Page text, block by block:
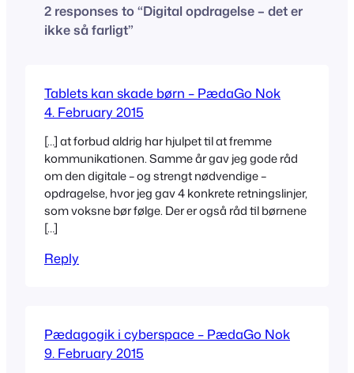
2 responses to “Digital opdragelse – det er
ikke så farligt”
Tablets kan skade børn – PædaGo Nok
4. February 2015
[…] at forbud aldrig har hjulpet til at fremme
kommunikationen. Samme år gav jeg gode råd
om den digitale – og strengt nødvendige –
opdragelse, hvor jeg gav 4 konkrete retningslinjer,
som voksne bør følge. Der er også råd til børnene
[…]
Reply
Pædagogik i cyberspace – PædaGo Nok
9. February 2015